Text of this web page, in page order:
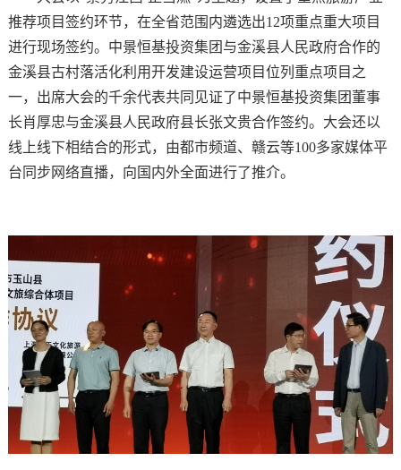
推荐项目签约环节，在全省范围内遴选出12项重点重大项目
进行现场签约。中景恒基投资集团与金溪县人民政府合作的
金溪县古村落活化利用开发建设运营项目位列重点项目之
一，出席大会的千余代表共同见证了中景恒基投资集团董事
长肖厚忠与金溪县人民政府县长张文贵合作签约。大会还以
线上线下相结合的形式，由都市频道、赣云等100多家媒体平
台同步网络直播，向国内外全面进行了推介。